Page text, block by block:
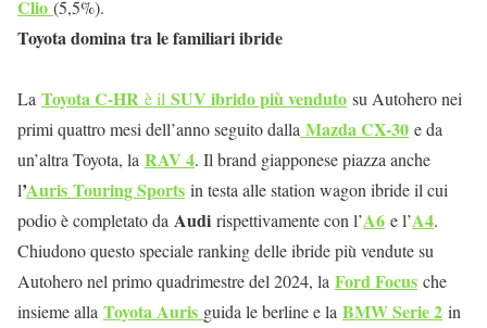
Clio (5,5%).
Toyota domina tra le familiari ibride
La Toyota C-HR è il SUV ibrido più venduto su Autohero nei
primi quattro mesi dell’anno seguito dalla Mazda CX-30 e da
un’altra Toyota, la RAV 4. Il brand giapponese piazza anche
l’Auris Touring Sports in testa alle station wagon ibride il cui
podio è completato da Audi rispettivamente con l’A6 e l’A4.
Chiudono questo speciale ranking delle ibride più vendute su
Autohero nel primo quadrimestre del 2024, la Ford Focus che
insieme alla Toyota Auris guida le berline e la BMW Serie 2 in